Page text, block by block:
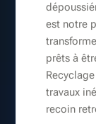
est notre
prêts à
travaux
recoin